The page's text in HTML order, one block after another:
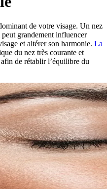
de votre visage. Un nez
grandement influencer
et altérer son harmonie. La
du nez très courante et
de rétablir l’équilibre du